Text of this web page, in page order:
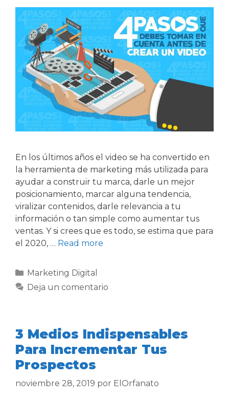
En los últimos años el video se ha convertido en
la herramienta de marketing más utilizada para
ayudar a construir tu marca, darle un mejor
posicionamiento, marcar alguna tendencia,
viralizar contenidos, darle relevancia a tu
información o tan simple como aumentar tus
ventas. Y si crees que es todo, se estima que para
el 2020, … Read more
Marketing Digital
Deja un comentario
3 Medios Indispensables
Para Incrementar Tus
Prospectos
noviembre 28, 2019 por ElOrfanato